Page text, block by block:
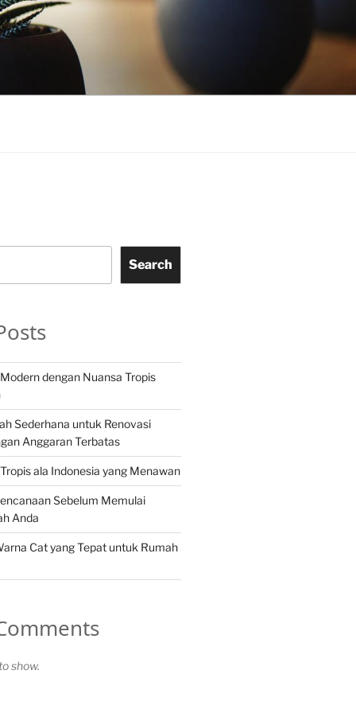
Search
dengan Nuansa Tropis
Sederhana untuk Renovasi
Anggaran Terbatas
ala Indonesia yang Menawan
Sebelum Memulai
Anda
Cat yang Tepat untuk Rumah
show.